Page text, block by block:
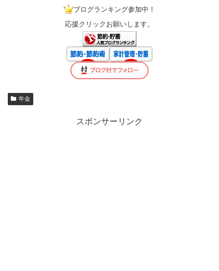
ブログランキング参加中！
応援クリックお願いします。
年金
スポンサーリンク